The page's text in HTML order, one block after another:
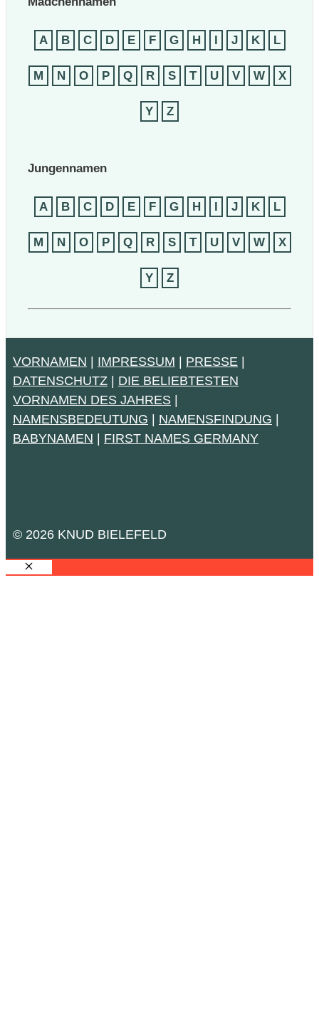
A B C D E F G H I J K L
M N O P Q R S T U V W X
Y Z
Jungennamen
A B C D E F G H I J K L
M N O P Q R S T U V W X
Y Z
VORNAMEN | IMPRESSUM | PRESSE |
DATENSCHUTZ | DIE BELIEBTESTEN
VORNAMEN DES JAHRES |
NAMENSBEDEUTUNG | NAMENSFINDUNG |
BABYNAMEN | FIRST NAMES GERMANY
© 2026 KNUD BIELEFELD
SCHLIESSEN